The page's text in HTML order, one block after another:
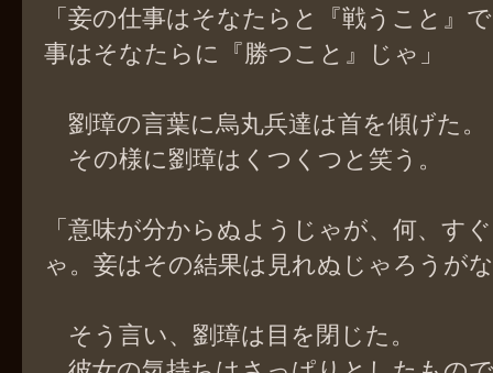
「妾の仕事はそなたらと『戦うこと』
事はそなたらに『勝つこと』じゃ」
劉璋の言葉に烏丸兵達は首を傾げた。
その様に劉璋はくつくつと笑う。
「意味が分からぬようじゃが、何、す
ゃ。妾はその結果は見れぬじゃろうが
そう言い、劉璋は目を閉じた。